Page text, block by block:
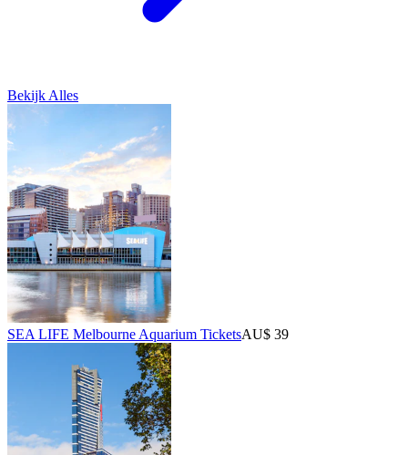
Bekijk Alles
SEA LIFE Melbourne Aquarium TicketsAU$ 39